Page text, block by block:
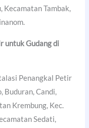
Kecamatan Tambak,
untuk Gudang di
Penangkal Petir
Buduran, Candi,
Krembung, Kec.
Sedati,